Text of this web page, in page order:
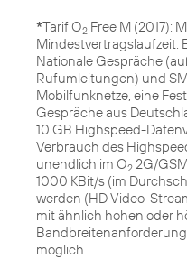
*Tarif O2 Free M (2017):
Mindestvertragslaufzeit.
Nationale Gespräche
Rufumleitungen) und
Mobilfunknetze, eine
Gespräche aus
10 GB Highspeed-
Verbrauch des
unendlich im O2 2G/
1000 KBit/s (im
werden (HD Video-
mit ähnlich hohen oder
möglich.